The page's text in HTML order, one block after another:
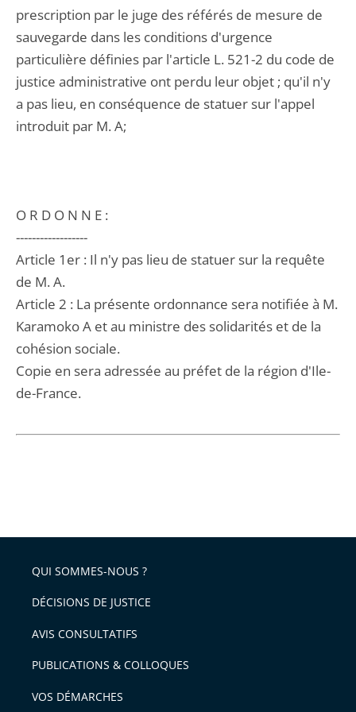
prescription par le juge des référés de mesure de
sauvegarde dans les conditions d'urgence
particulière définies par l'article L. 521-2 du code de
justice administrative ont perdu leur objet ; qu'il n'y
a pas lieu, en conséquence de statuer sur l'appel
introduit par M. A;
O R D O N N E :
------------------
Article 1er : Il n'y pas lieu de statuer sur la requête
de M. A.
Article 2 : La présente ordonnance sera notifiée à M.
Karamoko A et au ministre des solidarités et de la
cohésion sociale.
Copie en sera adressée au préfet de la région d'Ile-
de-France.
QUI SOMMES-NOUS ?
DÉCISIONS DE JUSTICE
AVIS CONSULTATIFS
PUBLICATIONS & COLLOQUES
VOS DÉMARCHES